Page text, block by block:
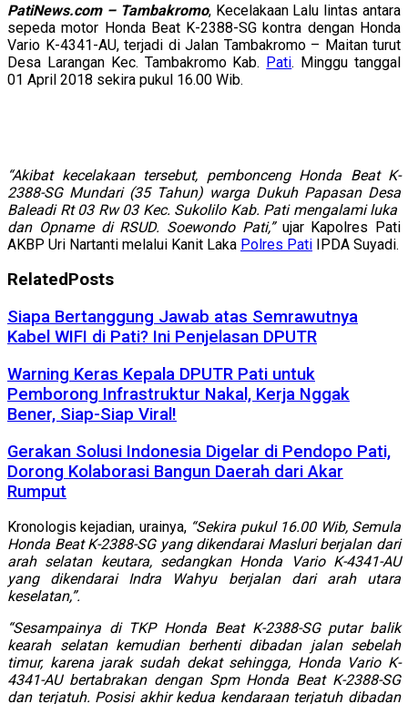
PatiNews.com – Tambakromo, Kecelakaan Lalu lintas antara
sepeda motor Honda Beat K-2388-SG kontra dengan Honda
Vario K-4341-AU, terjadi di Jalan Tambakromo – Maitan turut
Desa Larangan Kec. Tambakromo Kab. Pati. Minggu tanggal
01 April 2018 sekira pukul 16.00 Wib.
“Akibat kecelakaan tersebut, pembonceng Honda Beat K-
2388-SG Mundari (35 Tahun) warga Dukuh Papasan Desa
Baleadi Rt 03 Rw 03 Kec. Sukolilo Kab. Pati mengalami luka
dan Opname di RSUD. Soewondo Pati,”ujar Kapolres Pati
AKBP Uri Nartanti melalui Kanit Laka Polres Pati IPDA Suyadi.
RelatedPosts
Siapa Bertanggung Jawab atas Semrawutnya
Kabel WIFI di Pati? Ini Penjelasan DPUTR
Warning Keras Kepala DPUTR Pati untuk
Pemborong Infrastruktur Nakal, Kerja Nggak
Bener, Siap-Siap Viral!
Gerakan Solusi Indonesia Digelar di Pendopo Pati,
Dorong Kolaborasi Bangun Daerah dari Akar
Rumput
Kronologis kejadian, urainya, “Sekira pukul 16.00 Wib, Semula
Honda Beat K-2388-SG yang dikendarai Masluri berjalan dari
arah selatan keutara, sedangkan Honda Vario K-4341-AU
yang dikendarai Indra Wahyu berjalan dari arah utara
keselatan,”.
“Sesampainya di TKP Honda Beat K-2388-SG putar balik
kearah selatan kemudian berhenti dibadan jalan sebelah
timur, karena jarak sudah dekat sehingga, Honda Vario K-
4341-AU bertabrakan dengan Spm Honda Beat K-2388-SG
dan terjatuh. Posisi akhir kedua kendaraan terjatuh dibadan